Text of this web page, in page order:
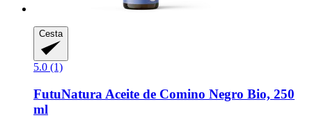
Cesta
5.0 (1)
FutuNatura Aceite de Comino Negro Bio, 250
ml